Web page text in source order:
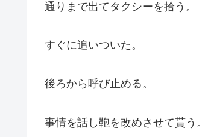
通りまで出てタクシーを拾う。
すぐに追いついた。
後ろから呼び止める。
事情を話し鞄を改めさせて貰う。